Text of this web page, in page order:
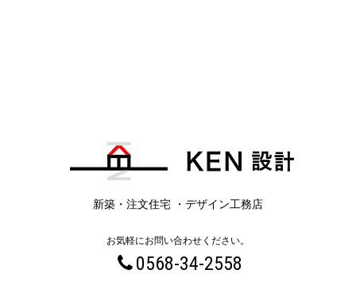
新築・注文住宅 ・デザイン工務店
お気軽にお問い合わせください。
0568-34-2558